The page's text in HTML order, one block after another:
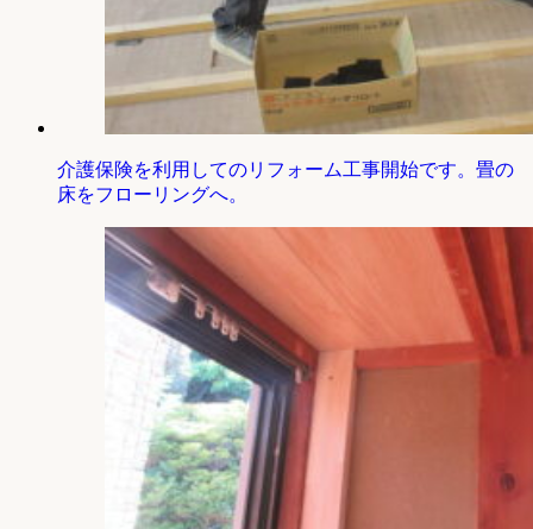
介護保険を利用してのリフォーム工事開始です。畳の
床をフローリングへ。